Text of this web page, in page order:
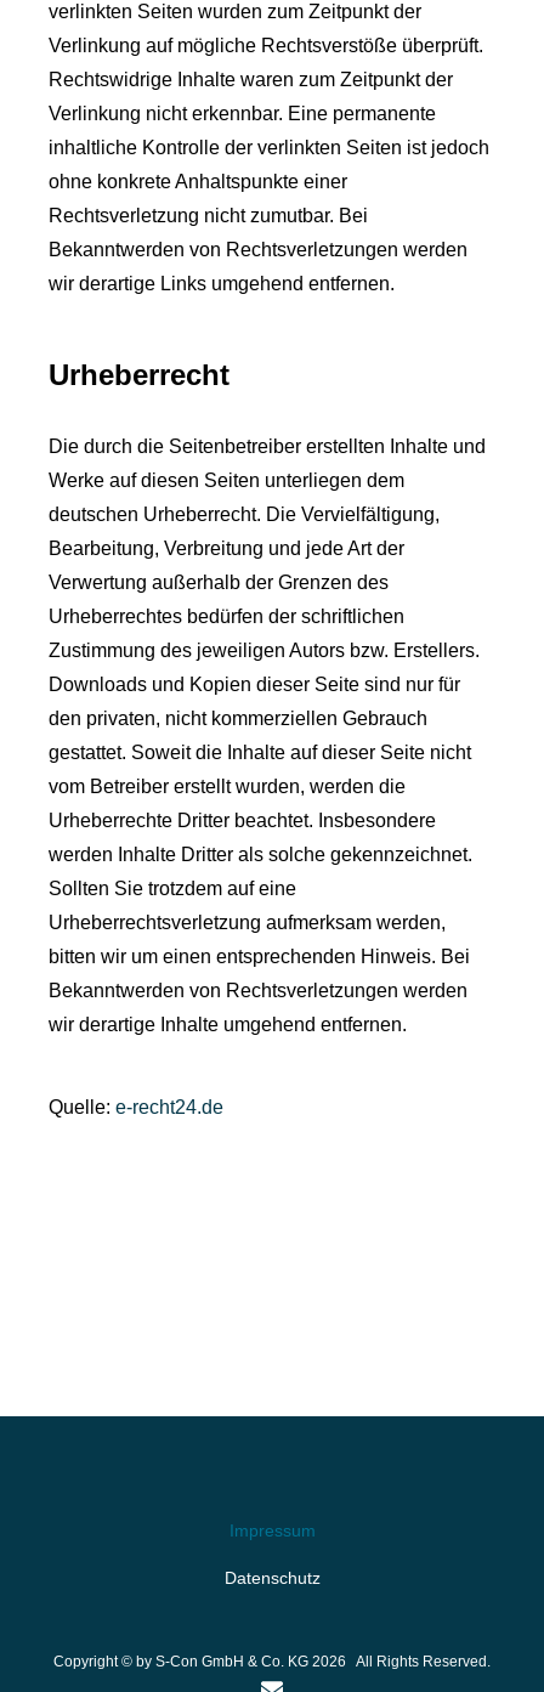
verlinkten Seiten wurden zum Zeitpunkt der
Verlinkung auf mögliche Rechtsverstöße überprüft.
Rechtswidrige Inhalte waren zum Zeitpunkt der
Verlinkung nicht erkennbar. Eine permanente
inhaltliche Kontrolle der verlinkten Seiten ist jedoch
ohne konkrete Anhaltspunkte einer
Rechtsverletzung nicht zumutbar. Bei
Bekanntwerden von Rechtsverletzungen werden
wir derartige Links umgehend entfernen.
Urheberrecht
Die durch die Seitenbetreiber erstellten Inhalte und
Werke auf diesen Seiten unterliegen dem
deutschen Urheberrecht. Die Vervielfältigung,
Bearbeitung, Verbreitung und jede Art der
Verwertung außerhalb der Grenzen des
Urheberrechtes bedürfen der schriftlichen
Zustimmung des jeweiligen Autors bzw. Erstellers.
Downloads und Kopien dieser Seite sind nur für
den privaten, nicht kommerziellen Gebrauch
gestattet. Soweit die Inhalte auf dieser Seite nicht
vom Betreiber erstellt wurden, werden die
Urheberrechte Dritter beachtet. Insbesondere
werden Inhalte Dritter als solche gekennzeichnet.
Sollten Sie trotzdem auf eine
Urheberrechtsverletzung aufmerksam werden,
bitten wir um einen entsprechenden Hinweis. Bei
Bekanntwerden von Rechtsverletzungen werden
wir derartige Inhalte umgehend entfernen.
Quelle: e-recht24.de
Impressum
Datenschutz
Copyright © by S-Con GmbH & Co. KG 2026 All Rights Reserved.